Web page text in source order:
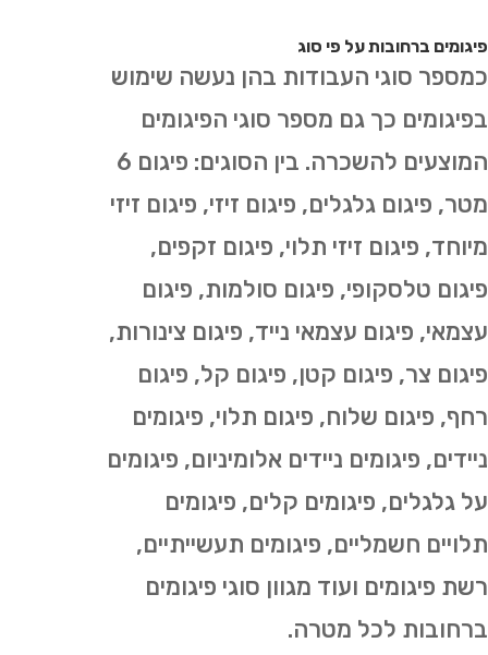
פיגומים ברחובות על פי סוג
כמספר סוגי העבודות בהן נעשה שימוש
בפיגומים כך גם מספר סוגי הפיגומים
המוצעים להשכרה. בין הסוגים: פיגום 6
מטר, פיגום גלגלים, פיגום זיזי, פיגום זיזי
מיוחד, פיגום זיזי תלוי, פיגום זקפים,
פיגום טלסקופי, פיגום סולמות, פיגום
עצמאי, פיגום עצמאי נייד, פיגום צינורות,
פיגום צר, פיגום קטן, פיגום קל, פיגום
רחף, פיגום שלוח, פיגום תלוי, פיגומים
ניידים, פיגומים ניידים אלומיניום, פיגומים
על גלגלים, פיגומים קלים, פיגומים
תלויים חשמליים, פיגומים תעשייתיים,
רשת פיגומים ועוד מגוון סוגי פיגומים
ברחובות לכל מטרה.